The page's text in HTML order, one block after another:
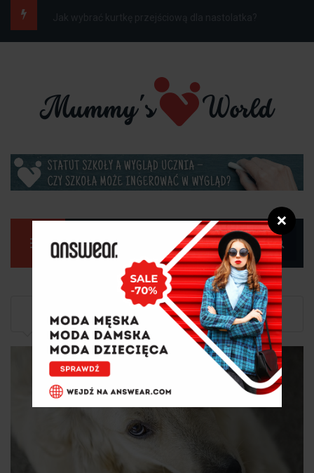
Manu
Strona główna
Dziecko
Jakie zwierzątko dla dziecka w bloku będzie...
❌